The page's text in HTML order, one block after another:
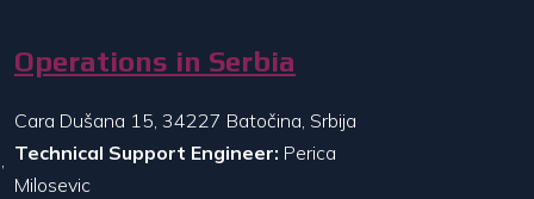
Operations in Serbia
Cara Dušana 15, 34227 Batočina, Srbija
Technical Support Engineer: Perica
Milosevic